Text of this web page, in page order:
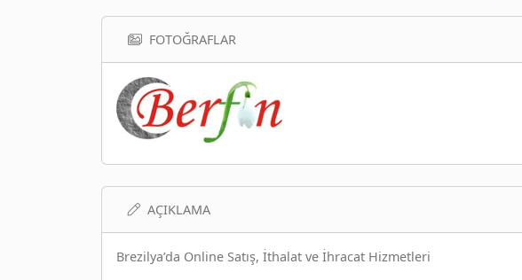
FOTOĞRAFLAR
AÇIKLAMA
Brezilya’da Online Satış, İthalat ve İhracat Hizmetleri